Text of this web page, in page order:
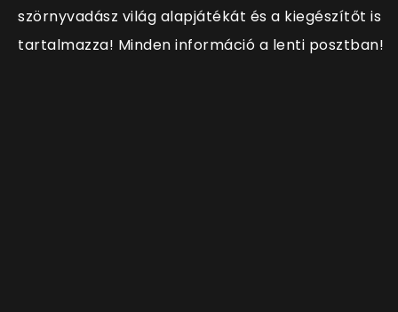
szörnyvadász világ alapjátékát és a kiegészítőt is
tartalmazza! Minden információ a lenti posztban!